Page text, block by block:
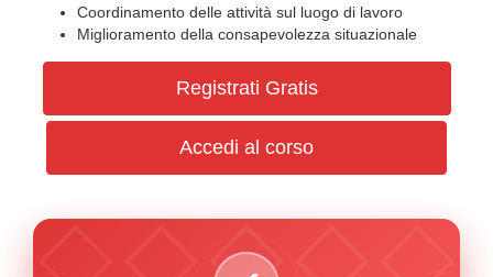
Coordinamento delle attività sul luogo di lavoro
Miglioramento della consapevolezza situazionale
Registrati Gratis
Accedi al corso